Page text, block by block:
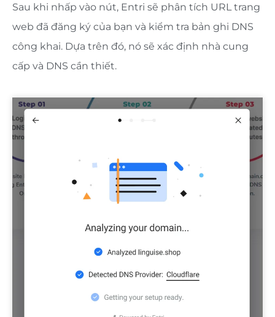
Sau khi nhấp vào nút, Entri sẽ phân tích URL trang
web đã đăng ký của bạn và kiểm tra bản ghi DNS
công khai. Dựa trên đó, nó sẽ xác định nhà cung
cấp và DNS cần thiết.